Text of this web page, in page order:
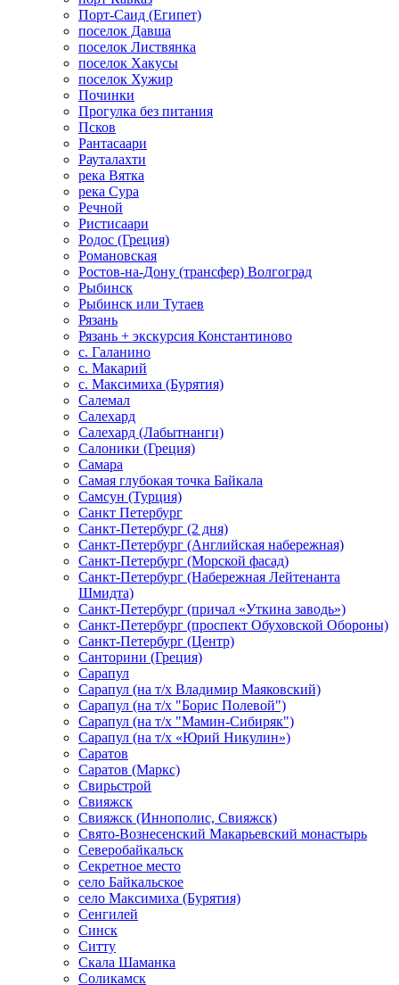
Порт-Саид (Египет)
поселок Давша
поселок Листвянка
поселок Хакусы
поселок Хужир
Починки
Прогулка без питания
Псков
Рантасаари
Рауталахти
река Вятка
река Сура
Речной
Ристисаари
Родос (Греция)
Романовская
Ростов-на-Дону (трансфер) Волгоград
Рыбинск
Рыбинск или Тутаев
Рязань
Рязань + экскурсия Константиново
с. Галанино
с. Макарий
с. Максимиха (Бурятия)
Салемал
Салехард
Салехард (Лабытнанги)
Салоники (Греция)
Самара
Самая глубокая точка Байкала
Самсун (Турция)
Санкт Петербург
Санкт-Петербург (2 дня)
Санкт-Петербург (Английская набережная)
Санкт-Петербург (Морской фасад)
Санкт-Петербург (Набережная Лейтенанта
Шмидта)
Санкт-Петербург (причал «Уткина заводь»)
Санкт-Петербург (проспект Обуховской Обороны)
Санкт-Петербург (Центр)
Санторини (Греция)
Сарапул
Сарапул (на т/х Владимир Маяковский)
Сарапул (на т/х "Борис Полевой")
Сарапул (на т/х "Мамин-Сибиряк")
Сарапул (на т/х «Юрий Никулин»)
Саратов
Саратов (Маркс)
Свирьстрой
Свияжск
Свияжск (Иннополис, Свияжск)
Свято-Вознесенский Макарьевский монастырь
Северобайкальск
Секретное место
село Байкальское
село Максимиха (Бурятия)
Сенгилей
Синск
Ситту
Скала Шаманка
Соликамск